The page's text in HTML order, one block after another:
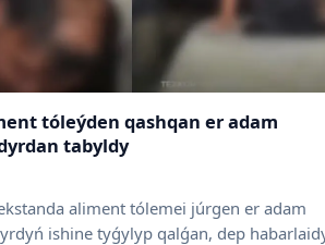
tóleýden qashqan er adam
tabyldy
aliment tólemei júrgen er adam
ishine tyǵylyp qalǵan, dep